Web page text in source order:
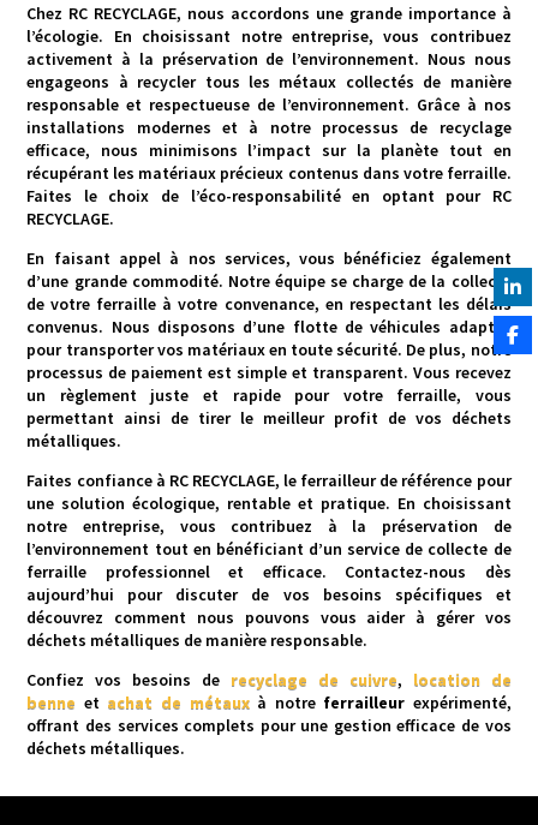
Chez RC RECYCLAGE, nous accordons une grande importance à
l’écologie. En choisissant notre entreprise, vous contribuez
activement à la préservation de l’environnement. Nous nous
engageons à recycler tous les métaux collectés de manière
responsable et respectueuse de l’environnement. Grâce à nos
installations modernes et à notre processus de recyclage
efficace, nous minimisons l’impact sur la planète tout en
récupérant les matériaux précieux contenus dans votre ferraille.
Faites le choix de l’éco-responsabilité en optant pour RC
RECYCLAGE.
En faisant appel à nos services, vous bénéficiez également
d’une grande commodité. Notre équipe se charge de la collecte
de votre ferraille à votre convenance, en respectant les délais
convenus. Nous disposons d’une flotte de véhicules adaptés
pour transporter vos matériaux en toute sécurité. De plus, notre
processus de paiement est simple et transparent. Vous recevez
un règlement juste et rapide pour votre ferraille, vous
permettant ainsi de tirer le meilleur profit de vos déchets
métalliques.
Faites confiance à RC RECYCLAGE, le ferrailleur de référence pour
une solution écologique, rentable et pratique. En choisissant
notre entreprise, vous contribuez à la préservation de
l’environnement tout en bénéficiant d’un service de collecte de
ferraille professionnel et efficace. Contactez-nous dès
aujourd’hui pour discuter de vos besoins spécifiques et
découvrez comment nous pouvons vous aider à gérer vos
déchets métalliques de manière responsable.
Confiez vos besoins de recyclage de cuivre, location de
benne et achat de métauxà notre ferrailleur expérimenté,
offrant des services complets pour une gestion efficace de vos
déchets métalliques.